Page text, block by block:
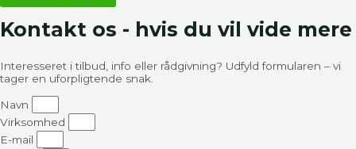
Kontakt os - hvis du vil vide mere
Interesseret i tilbud, info eller rådgivning? Udfyld formularen – vi
tager en uforpligtende snak.
Navn
Virksomhed
E-mail